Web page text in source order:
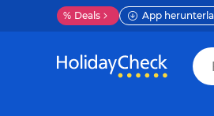
% Deals App